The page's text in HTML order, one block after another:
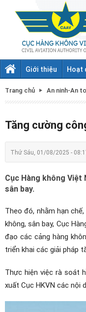
Giới thiệu Hoạt
Trang chủ An ninh-An
Tăng cường
Thứ Sáu, 01/08/2025 -
Cục Hàng không
sân bay.
Theo đó, nhằm hạn
không, sân bay, Cục
đạo các cảng hàng
triển khai các giải pháp
Thực hiện việc rà soát
xuất Cục HKVN các nội